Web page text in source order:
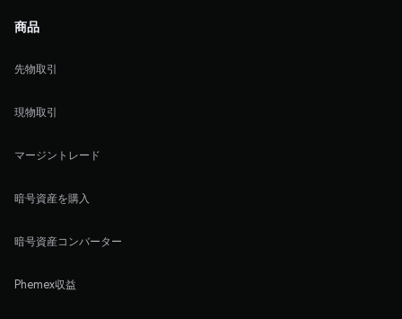
商品
先物取引
現物取引
マージントレード
暗号資産を購入
暗号資産コンバーター
Phemex収益